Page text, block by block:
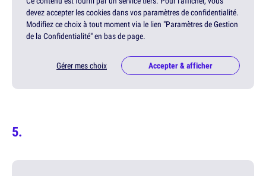
devez accepter les cookies dans vos paramètres de confidentialité.
Modifiez ce choix à tout moment via le lien "Paramètres de Gestion
de la Confidentialité" en bas de page.
Gérer mes choix Accepter & afficher